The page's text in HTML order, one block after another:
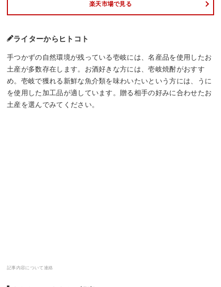
楽天市場で見る
ライターからヒトコト
手つかずの自然環境が残っている壱岐には、名産品を使用したお
土産が多数存在します。お酒好きな方には、壱岐焼酎がおすす
め。壱岐で獲れる新鮮な魚介類を味わいたいという方には、うに
を使用した加工品が適しています。贈る相手の好みに合わせたお
土産を選んでみてください。
記事内容について連絡